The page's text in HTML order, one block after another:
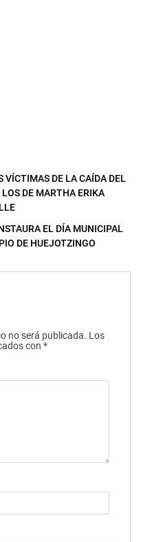
VÍCTIMAS DE LA CAÍDA DEL
DE MARTHA ERIKA
EL DÍA MUNICIPAL
DE HUEJOTZINGO
no será publicada. Los
con *